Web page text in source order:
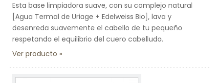
Esta base limpiadora suave, con su complejo natural
[Agua Termal de Uriage + Edelweiss Bio], lava y
desenreda suavemente el cabello de tu pequeño
respetando el equilibrio del cuero cabelludo.
Ver producto